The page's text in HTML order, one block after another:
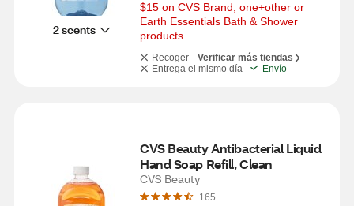
2 scents
$15 on CVS Brand, one+other or
Earth Essentials Bath & Shower
products
Recoger - Verificar más tiendas
Entrega el mismo día
Envío
CVS Beauty Antibacterial Liquid
Hand Soap Refill, Clean
CVS Beauty
165